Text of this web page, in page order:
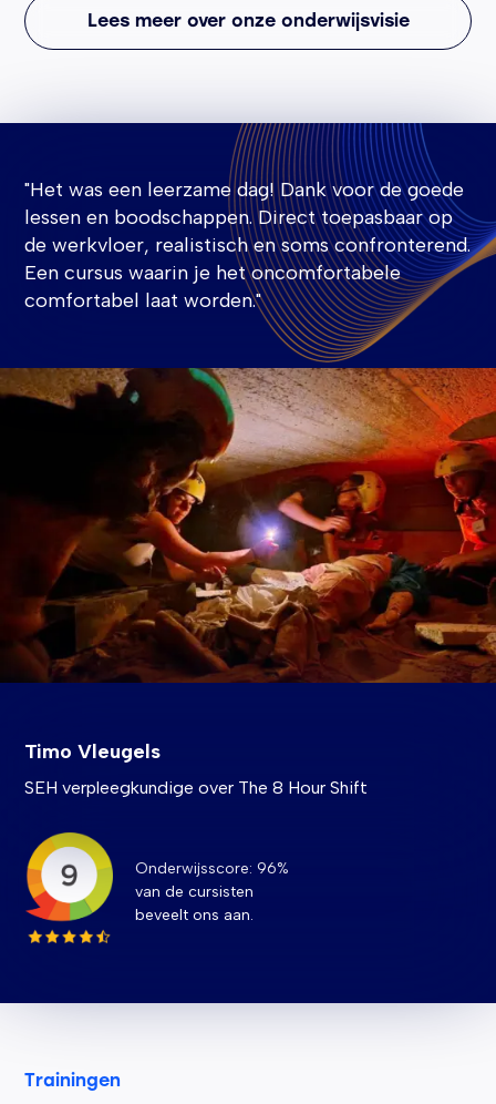
Lees meer over onze onderwijsvisie
"Het was een leerzame dag! Dank voor de goede
lessen en boodschappen. Direct toepasbaar op
de werkvloer, realistisch en soms confronterend.
Een cursus waarin je het oncomfortabele
comfortabel laat worden."
Timo Vleugels
SEH verpleegkundige over The 8 Hour Shift
Onderwijsscore: 96%
van de cursisten
beveelt ons aan.
Trainingen